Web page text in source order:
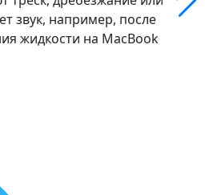
звук, например, после
жидкости на MacBook